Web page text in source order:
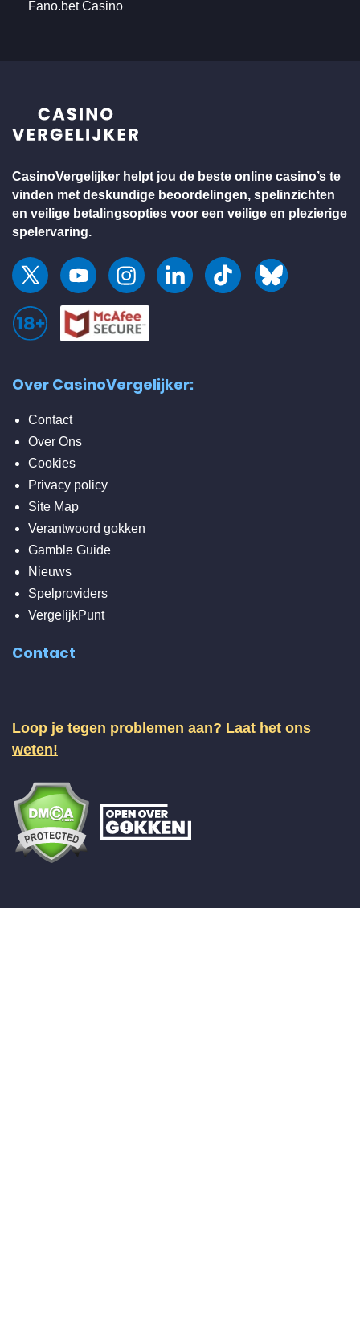
Fano.bet Casino
CasinoVergelijker helpt jou de beste online casino’s te
vinden met deskundige beoordelingen, spelinzichten
en veilige betalingsopties voor een veilige en plezierige
spelervaring.
Over CasinoVergelijker:
Contact
Over Ons
Cookies
Privacy policy
Site Map
Verantwoord gokken
Gamble Guide
Nieuws
Spelproviders
VergelijkPunt
Contact
Loop je tegen problemen aan? Laat het ons
weten!